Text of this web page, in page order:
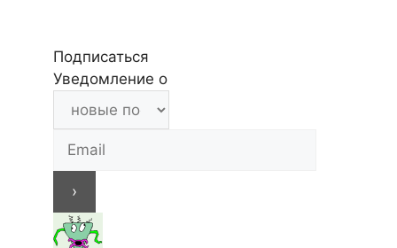
Подписаться
Уведомление о